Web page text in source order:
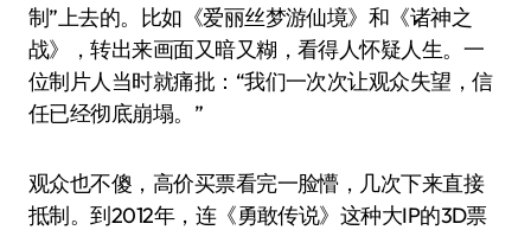
制”上去的。比如《爱丽丝梦游仙境》和《诸神之
战》，转出来画面又暗又糊，看得人怀疑人生。一
位制片人当时就痛批：“我们一次次让观众失望，信
任已经彻底崩塌。”
观众也不傻，高价买票看完一脸懵，几次下来直接
抵制。到2012年，连《勇敢传说》这种大IP的3D票